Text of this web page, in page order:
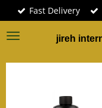
al
contenido
jireh
Fast Delivery